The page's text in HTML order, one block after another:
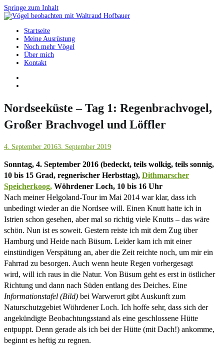
Springe zum Inhalt
Vögel beobachten mit Waltraud Hofbauer
Startseite
Meine Ausrüstung
Noch mehr Vögel
Über mich
Kontakt
Nordseeküste – Tag 1: Regenbrachvogel,
Großer Brachvogel und Löffler
4. September 20163. September 2019
Sonntag, 4. September 2016 (bedeckt, teils wolkig, teils sonnig,
10 bis 15 Grad, regnerischer Herbsttag), Dithmarscher
Speicherkoog, Wöhrdener Loch, 10 bis 16 Uhr
Nach meiner Helgoland-Tour im Mai 2014 war klar, dass ich
unbedingt wieder an die Nordsee will. Einen Knutt hatte ich in
Istrien schon gesehen, aber mal so richtig viele Knutts – das wäre
schön. Nun ist es soweit. Gestern reiste ich mit dem Zug über
Hamburg und Heide nach Büsum. Leider kam ich mit einer
einstündigen Verspätung an, aber die Zeit reichte noch, um mir ein
Fahrrad zu besorgen. Auch wenn heute Regen vorhergesagt
wird, will ich raus in die Natur. Von Büsum geht es erst in östlicher
Richtung und dann nach Süden entlang des Deiches. Eine
Informationstafel (Bild) bei Warwerort gibt Auskunft zum
Naturschutzgebiet Wöhrdener Loch. Ich hoffe sehr, dass sich der
angekündigte Beobachtungsstand als eine geschlossene Hütte
entpuppt. Denn gerade als ich bei der Hütte (mit Dach!) ankomme,
beginnt es heftig zu regnen.